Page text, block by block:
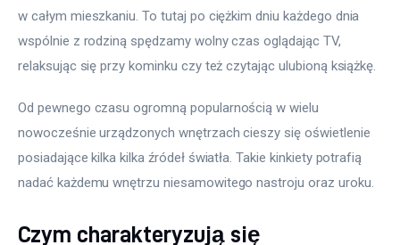
w całym mieszkaniu. To tutaj po ciężkim dniu każdego dnia
wspólnie z rodziną spędzamy wolny czas oglądając TV,
relaksując się przy kominku czy też czytając ulubioną książkę.
Od pewnego czasu ogromną popularnością w wielu
nowocześnie urządzonych wnętrzach cieszy się oświetlenie
posiadające kilka kilka źródeł światła. Takie kinkiety potrafią
nadać każdemu wnętrzu niesamowitego nastroju oraz uroku.
Czym charakteryzują się